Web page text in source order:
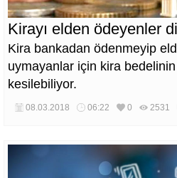
Kirayı elden ödeyenler
Kira bankadan ödenmeyip
uymayanlar için kira
kesilebiliyor.
08.03.2018 06:22 0 2531